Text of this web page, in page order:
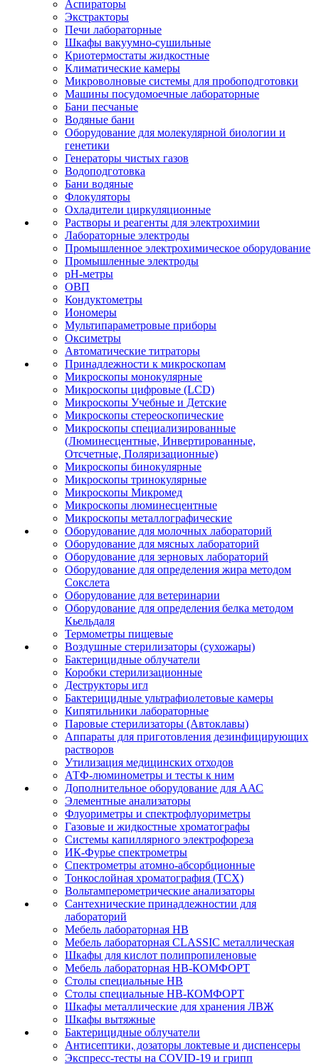
Аспираторы
Экстракторы
Печи лабораторные
Шкафы вакуумно-сушильные
Криотермостаты жидкостные
Климатические камеры
Микроволновые системы для пробоподготовки
Машины посудомоечные лабораторные
Бани песчаные
Водяные бани
Оборудование для молекулярной биологии и
генетики
Генераторы чистых газов
Водоподготовка
Бани водяные
Флокуляторы
Охладители циркуляционные
Растворы и реагенты для электрохимии
Лабораторные электроды
Промышленное электрохимическое оборудование
Промышленные электроды
pH-метры
ОВП
Кондуктометры
Иономеры
Мультипараметровые приборы
Оксиметры
Автоматические титраторы
Принадлежности к микроскопам
Микроскопы монокулярные
Микроскопы цифровые (LCD)
Микроскопы Учебные и Детские
Микроскопы стереоскопические
Микроскопы специализированные
(Люминесцентные, Инвертированные,
Отсчетные, Поляризационные)
Микроскопы бинокулярные
Микроскопы тринокулярные
Микроскопы Микромед
Микроскопы люминесцентные
Микроскопы металлографические
Оборудование для молочных лабораторий
Оборудование для мясных лабораторий
Оборудование для зерновых лабораторий
Оборудование для определения жира методом
Сокслета
Оборудование для ветеринарии
Оборудование для определения белка методом
Кьельдаля
Термометры пищевые
Воздушные стерилизаторы (сухожары)
Бактерицидные облучатели
Коробки стерилизационные
Деструкторы игл
Бактерицидные ультрафиолетовые камеры
Кипятильники лабораторные
Паровые стерилизаторы (Автоклавы)
Аппараты для приготовления дезинфицирующих
растворов
Утилизация медицинских отходов
АТФ-люминометры и тесты к ним
Дополнительное оборудование для ААС
Элементные анализаторы
Флуориметры и спектрофлуориметры
Газовые и жидкостные хроматографы
Системы капиллярного электрофореза
ИК-Фурье спектрометры
Спектрометры атомно-абсорбционные
Тонкослойная хроматография (ТСХ)
Вольтамперометрические анализаторы
Сантехнические принадлежностии для
лабораторий
Мебель лабораторная НВ
Мебель лабораторная CLASSIC металлическая
Шкафы для кислот полипропиленовые
Мебель лабораторная НВ-КОМФОРТ
Столы специальные НВ
Столы специальные НВ-КОМФОРТ
Шкафы металлические для хранения ЛВЖ
Шкафы вытяжные
Бактерицидные облучатели
Антисептики, дозаторы локтевые и диспенсеры
Экспресс-тесты на COVID-19 и грипп